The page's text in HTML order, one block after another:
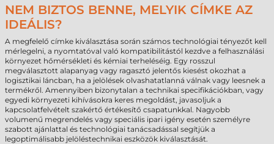
NEM BIZTOS BENNE, MELYIK CÍMKE AZ
IDEÁLIS?
A megfelelő címke kiválasztása során számos technológiai tényezőt kell
mérlegelni, a nyomtatóval való kompatibilitástól kezdve a felhasználási
környezet hőmérsékleti és kémiai terheléséig. Egy rosszul
megválasztott alapanyag vagy ragasztó jelentős kiesést okozhat a
logisztikai láncban, ha a jelölések olvashatatlanná válnak vagy leesnek a
termékről. Amennyiben bizonytalan a technikai specifikációkban, vagy
egyedi környezeti kihívásokra keres megoldást, javasoljuk a
kapcsolatfelvételt szakértő értékesítő csapatunkkal. Nagyobb
volumenű megrendelés vagy speciális ipari igény esetén személyre
szabott ajánlattal és technológiai tanácsadással segítjük a
legoptimálisabb jelöléstechnikai eszközök kiválasztását.